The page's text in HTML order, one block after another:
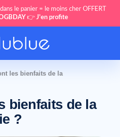
le panier = le moins cher OFFERT
👉 J'en profite
les bienfaits de la
bienfaits de la
?